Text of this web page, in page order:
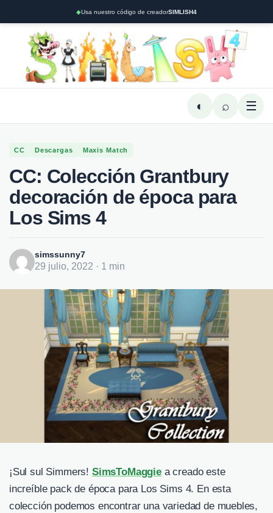
◆Usa nuestro código de creadorSIMLISH4
◐ ⌕ ☰
CC Descargas Maxis Match
CC: Colección Grantbury
decoración de época para
Los Sims 4
simssunny7
29 julio, 2022 · 1 min
¡Sul sul Simmers! SimsToMaggiea creado este
increíble pack de época para Los Sims 4. En esta
colección podemos encontrar una variedad de muebles,